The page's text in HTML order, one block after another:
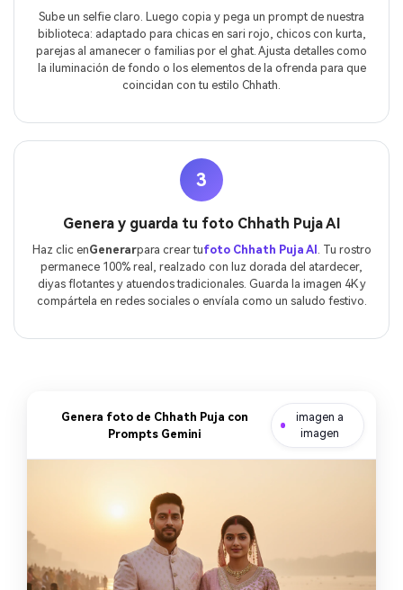
Sube un selfie claro. Luego copia y pega un prompt de nuestra
biblioteca: adaptado para chicas en sari rojo, chicos con kurta,
parejas al amanecer o familias por el ghat. Ajusta detalles como
la iluminación de fondo o los elementos de la ofrenda para que
coincidan con tu estilo Chhath.
3
Genera y guarda tu foto Chhath Puja AI
Haz clic enGenerarpara crear tufoto Chhath Puja AI . Tu rostro
permanece 100% real, realzado con luz dorada del atardecer,
diyas flotantes y atuendos tradicionales. Guarda la imagen 4K y
compártela en redes sociales o envíala como un saludo festivo.
Genera foto de Chhath Puja con
Prompts Gemini
imagen a
imagen